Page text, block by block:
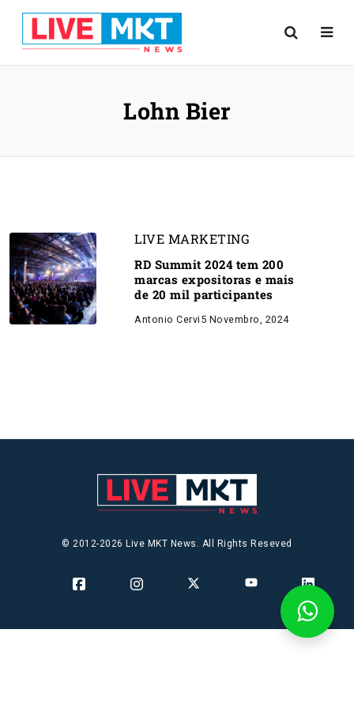
Lohn Bier
LIVE MARKETING
RD Summit 2024 tem 200
marcas expositoras e mais
de 20 mil participantes
Antonio Cervi 5 Novembro, 2024
© 2012-2026 Live MKT News. All Rights Reseved